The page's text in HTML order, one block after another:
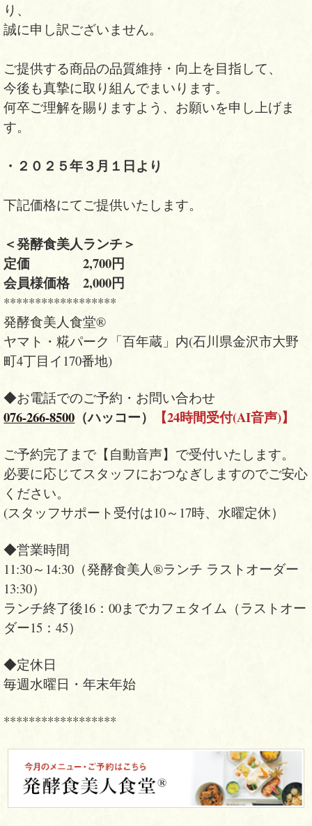
り、
誠に申し訳ございません。
ご提供する商品の品質維持・向上を目指して、
今後も真摯に取り組んでまいります。
何卒ご理解を賜りますよう、お願いを申し上げま
す。
・２０２５年３月１日より
下記価格にてご提供いたします。
＜発酵食美人ランチ＞
定価 2,700円
会員様価格 2,000円
******************
発酵食美人食堂®
ヤマト・糀パーク「百年蔵」内(石川県金沢市大野
町4丁目イ170番地)
◆お電話でのご予約・お問い合わせ
076-266-8500 （ハッコー） 【24時間受付(AI音声)】
ご予約完了まで【自動音声】で受付いたします。
必要に応じてスタッフにおつなぎしますのでご安心
ください。
(スタッフサポート受付は10～17時、水曜定休）
◆営業時間
11:30～14:30（発酵食美人®ランチ ラストオーダー
13:30）
ランチ終了後16：00までカフェタイム（ラストオー
ダー15：45）
◆定休日
毎週水曜日・年末年始
******************